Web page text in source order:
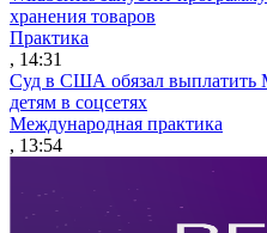
хранения товаров
Практика
, 14:31
Суд в США обязал выплатить
детям в соцсетях
Международная практика
, 13:54